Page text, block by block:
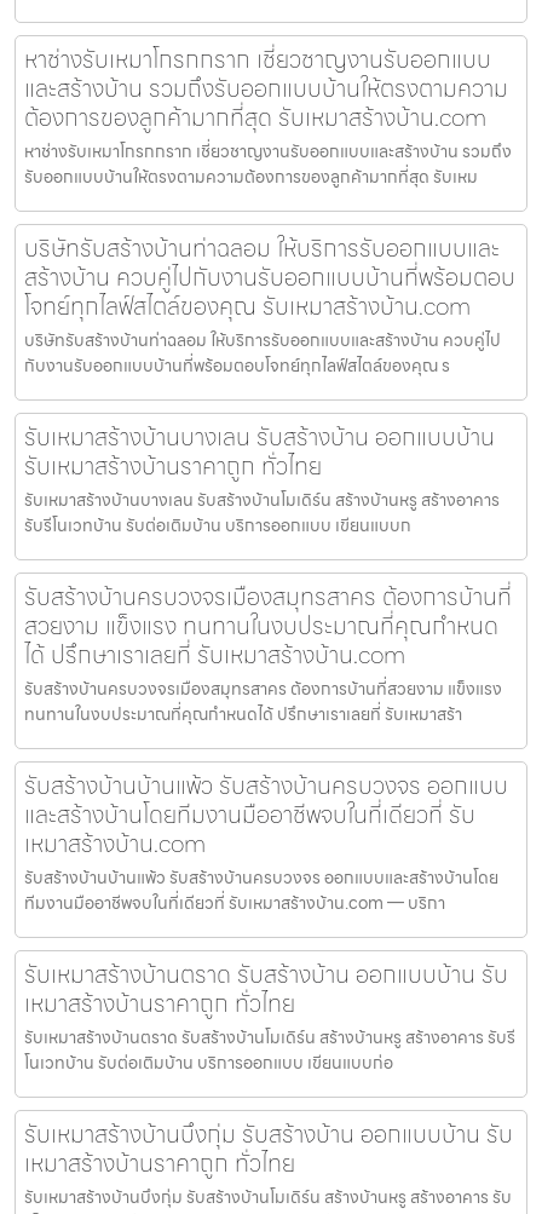
หาช่างรับเหมาโกรกกราก เชี่ยวชาญงานรับออกแบบ
และสร้างบ้าน รวมถึงรับออกแบบบ้านให้ตรงตามความ
ต้องการของลูกค้ามากที่สุด รับเหมาสร้างบ้าน.com
หาช่างรับเหมาโกรกกราก เชี่ยวชาญงานรับออกแบบและสร้างบ้าน รวมถึง
รับออกแบบบ้านให้ตรงตามความต้องการของลูกค้ามากที่สุด รับเหม
บริษัทรับสร้างบ้านท่าฉลอม ให้บริการรับออกแบบและ
สร้างบ้าน ควบคู่ไปกับงานรับออกแบบบ้านที่พร้อมตอบ
โจทย์ทุกไลฟ์สไตล์ของคุณ รับเหมาสร้างบ้าน.com
บริษัทรับสร้างบ้านท่าฉลอม ให้บริการรับออกแบบและสร้างบ้าน ควบคู่ไป
กับงานรับออกแบบบ้านที่พร้อมตอบโจทย์ทุกไลฟ์สไตล์ของคุณ ร
รับเหมาสร้างบ้านบางเลน รับสร้างบ้าน ออกแบบบ้าน
รับเหมาสร้างบ้านราคาถูก ทั่วไทย
รับเหมาสร้างบ้านบางเลน รับสร้างบ้านโมเดิร์น สร้างบ้านหรู สร้างอาคาร
รับรีโนเวทบ้าน รับต่อเติมบ้าน บริการออกแบบ เขียนแบบก
รับสร้างบ้านครบวงจรเมืองสมุทรสาคร ต้องการบ้านที่
สวยงาม แข็งแรง ทนทานในงบประมาณที่คุณกำหนด
ได้ ปรึกษาเราเลยที่ รับเหมาสร้างบ้าน.com
รับสร้างบ้านครบวงจรเมืองสมุทรสาคร ต้องการบ้านที่สวยงาม แข็งแรง
ทนทานในงบประมาณที่คุณกำหนดได้ ปรึกษาเราเลยที่ รับเหมาสร้า
รับสร้างบ้านบ้านแพ้ว รับสร้างบ้านครบวงจร ออกแบบ
และสร้างบ้านโดยทีมงานมืออาชีพจบในที่เดียวที่ รับ
เหมาสร้างบ้าน.com
รับสร้างบ้านบ้านแพ้ว รับสร้างบ้านครบวงจร ออกแบบและสร้างบ้านโดย
ทีมงานมืออาชีพจบในที่เดียวที่ รับเหมาสร้างบ้าน.com — บริกา
รับเหมาสร้างบ้านตราด รับสร้างบ้าน ออกแบบบ้าน รับ
เหมาสร้างบ้านราคาถูก ทั่วไทย
รับเหมาสร้างบ้านตราด รับสร้างบ้านโมเดิร์น สร้างบ้านหรู สร้างอาคาร รับรี
โนเวทบ้าน รับต่อเติมบ้าน บริการออกแบบ เขียนแบบก่อ
รับเหมาสร้างบ้านบึงกุ่ม รับสร้างบ้าน ออกแบบบ้าน รับ
เหมาสร้างบ้านราคาถูก ทั่วไทย
รับเหมาสร้างบ้านบึงกุ่ม รับสร้างบ้านโมเดิร์น สร้างบ้านหรู สร้างอาคาร รับ